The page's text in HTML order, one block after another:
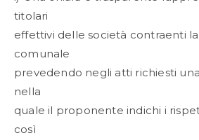
titolari
effettivi delle società contraenti
comunale
prevedendo negli atti richiesti
nella
quale il proponente indichi i
così